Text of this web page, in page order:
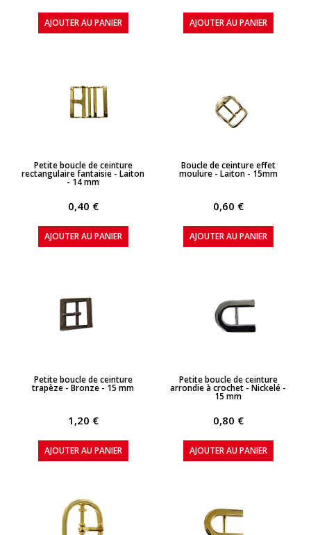
AJOUTER AU PANIER AJOUTER AU PANIER
APERÇU RAPIDE
Petite boucle de ceinture
rectangulaire fantaisie - Laiton
- 14 mm
0,40 €
AJOUTER AU PANIER
APERÇU RAPIDE
Boucle de ceinture effet
moulure - Laiton - 15mm
0,60 €
AJOUTER AU PANIER
APERÇU RAPIDE
Petite boucle de ceinture
trapèze - Bronze - 15 mm
1,20 €
AJOUTER AU PANIER
APERÇU RAPIDE
Petite boucle de ceinture
arrondie à crochet - Nickelé -
15 mm
0,80 €
AJOUTER AU PANIER